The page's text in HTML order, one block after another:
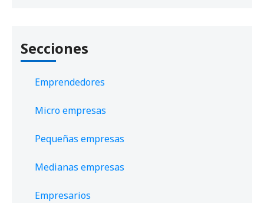
Secciones
Emprendedores
Micro empresas
Pequeñas empresas
Medianas empresas
Empresarios